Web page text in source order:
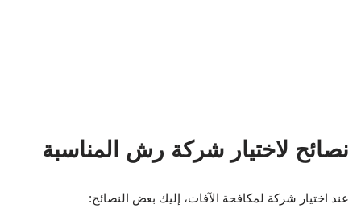
نصائح لاختيار شركة رش المناسبة
عند اختيار شركة لمكافحة الآفات، إليك بعض النصائح: